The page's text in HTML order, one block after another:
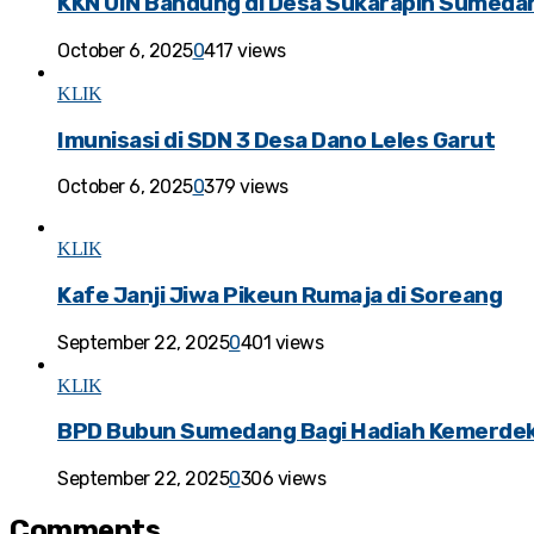
October 6, 20250417 views
KLIK
Imunisasi di SDN 3 Desa Dano Leles Garut
October 6, 20250379 views
KLIK
Kafe Janji Jiwa Pikeun Rumaja di Soreang
September 22, 20250401 views
KLIK
BPD Bubun Sumedang Bagi Hadiah
September 22, 20250306 views